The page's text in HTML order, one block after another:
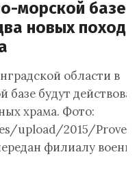
морской базе
новых
области в
будут
храма. Фото:
upload/2015/
филиалу